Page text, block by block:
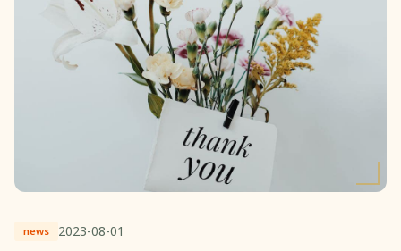
news 2023-08-01